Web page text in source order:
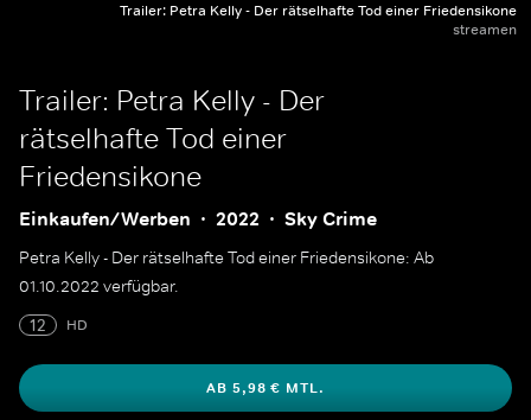
Trailer: Petra Kelly - Der rätselhafte Tod einer Friedensikone
streamen
Trailer: Petra Kelly - Der
rätselhafte Tod einer
Friedensikone
Einkaufen/Werben 2022 Sky Crime
Petra Kelly - Der rätselhafte Tod einer Friedensikone: Ab
01.10.2022 verfügbar.
12
HD
AB 5,98 € MTL.